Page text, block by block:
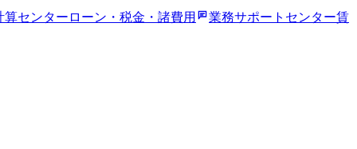
算センター ローン・税金・諸費用 業務サポートセンター賃